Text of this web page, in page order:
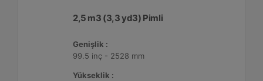
2,5 m3 (3,3 yd3) Pimli
Genişlik :
99.5 inç - 2528 mm
Yükseklik :